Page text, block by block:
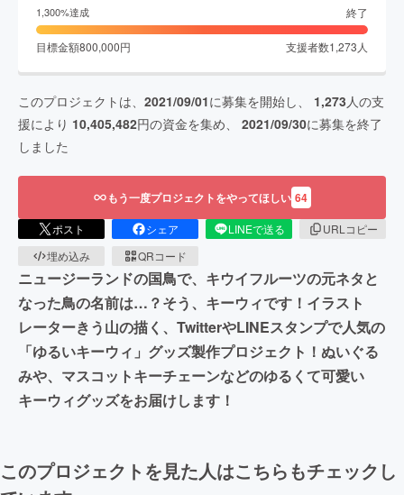
1,300%達成 終了
目標金額800,000円 支援者数1,273 人
このプロジェクトは、 2021/09/01に募集を開始し、 1,273 人の支
援により 10,405,482円の資金を集め、 2021/09/30に募集を終了
しました
もう一度プロジェクトをやってほしい 64
ポスト シェア LINEで送る
URLコピー
埋め込み
QRコード
ニュージーランドの国鳥で、キウイフルーツの元ネタと
なった鳥の名前は…？そう、キーウィです！イラスト
レーターきう山の描く、TwitterやLINEスタンプで人気の
「ゆるいキーウィ」グッズ製作プロジェクト！ぬいぐる
みや、マスコットキーチェーンなどのゆるくて可愛い
キーウィグッズをお届けします！
このプロジェクトを見た人はこちらもチェックし